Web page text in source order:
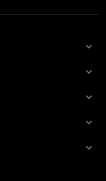




keyboard_arrow_down